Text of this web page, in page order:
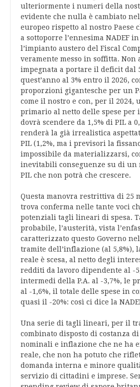
ulteriormente i numeri della
evidente che nulla è cambiato
europeo rispetto al nostro Paese
a sottoporre l’ennesima NADEF
l’impianto austero del Fiscal
veramente messo in soffitta. Non
impegnata a portare il deficit dal
quest’anno al 3% entro il 2026,
proporzioni gigantesche per un
come il nostro e con, per il 2024,
primario al netto delle spese per
dovrà scendere da 1,5% di PIL a
renderà la già irrealistica
PIL (1,2%, ma i previsori la
impossibile da materializzarsi,
inevitabili conseguenze su di un
PIL che non potrà che crescere.
Questa manovra restrittiva di 25
trova conferma nelle tante voci
potenziali tagli lineari di spesa.
probabile, l’austerità, vista
caratterizzato questo Governo
tramite dell’inflazione (al 5,8%),
reale è scesa, al netto degli
redditi da lavoro dipendente al -
intermedi della P.A. al -3,7%, le
al -1,6%, il totale delle spese in
quasi il -20%: così ci dice la
Una serie di tagli lineari, per il
combinato disposto di costanza
nominali e inflazione che ne ha
reale, che non ha potuto che
domanda interna e minore
servizio di cittadini e imprese.